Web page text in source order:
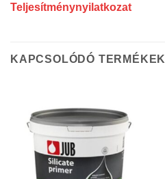
Teljesítménynyilatkozat
KAPCSOLÓDÓ TERMÉKEK